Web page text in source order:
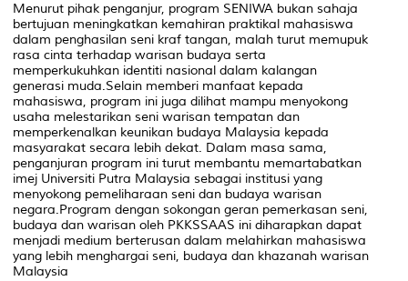
Menurut pihak penganjur, program SENIWA bukan sahaja
bertujuan meningkatkan kemahiran praktikal mahasiswa
dalam penghasilan seni kraf tangan, malah turut memupuk
rasa cinta terhadap warisan budaya serta
memperkukuhkan identiti nasional dalam kalangan
generasi muda.Selain memberi manfaat kepada
mahasiswa, program ini juga dilihat mampu menyokong
usaha melestarikan seni warisan tempatan dan
memperkenalkan keunikan budaya Malaysia kepada
masyarakat secara lebih dekat. Dalam masa sama,
penganjuran program ini turut membantu memartabatkan
imej Universiti Putra Malaysia sebagai institusi yang
menyokong pemeliharaan seni dan budaya warisan
negara.Program dengan sokongan geran pemerkasan seni,
budaya dan warisan oleh PKKSSAAS ini diharapkan dapat
menjadi medium berterusan dalam melahirkan mahasiswa
yang lebih menghargai seni, budaya dan khazanah warisan
Malaysia